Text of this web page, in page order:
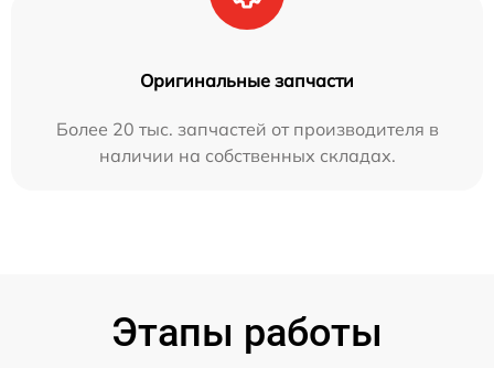
Оригинальные запчасти
Более 20 тыс. запчастей от производителя в
наличии на собственных складах.
Этапы работы